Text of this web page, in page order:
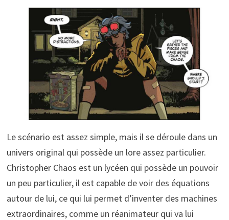
Le scénario est assez simple, mais il se déroule dans un
univers original qui possède un lore assez particulier.
Christopher Chaos est un lycéen qui possède un pouvoir
un peu particulier, il est capable de voir des équations
autour de lui, ce qui lui permet d’inventer des machines
extraordinaires, comme un réanimateur qui va lui